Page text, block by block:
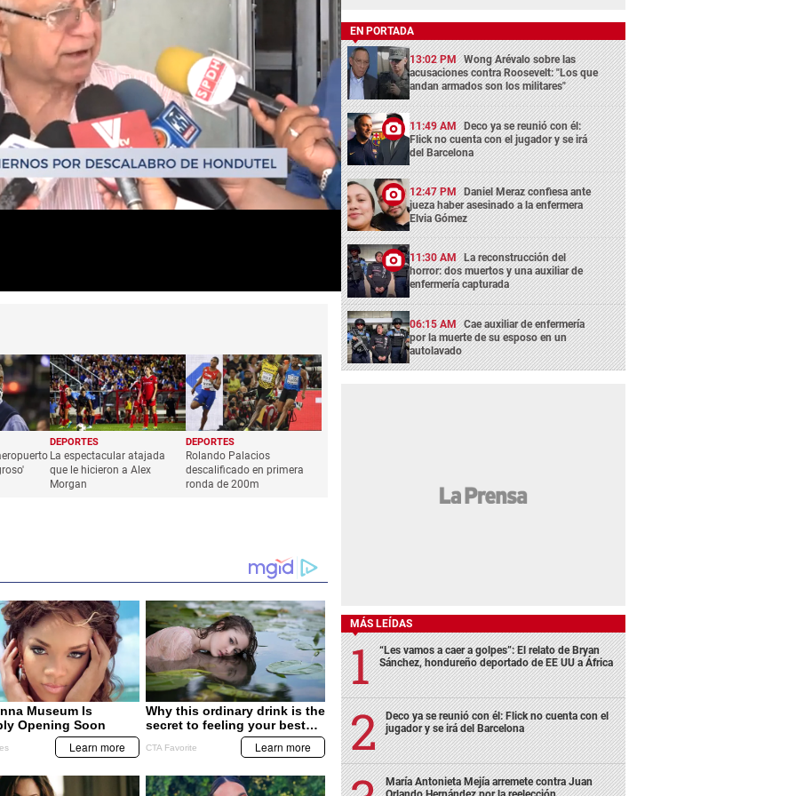
DEPORTES
La espectacular atajada
que le hicieron a Alex
Morgan
DEPORTES
Rolando Palacios
descalificado en primera
ronda de 200m
EN PORTADA
13:02 PM Wong Arévalo sobre las
acusaciones contra Roosevelt: "Los que
andan armados son los militares"
11:49 AM Deco ya se reunió con él:
Flick no cuenta con el jugador y se irá
del Barcelona
12:47 PM Daniel Meraz confiesa ante
jueza haber asesinado a la enfermera
Elvia Gómez
11:30 AM La reconstrucción del
horror: dos muertos y una auxiliar de
enfermería capturada
06:15 AM Cae auxiliar de enfermería
por la muerte de su esposo en un
autolavado
MÁS LEÍDAS
“Les vamos a caer a golpes”: El relato de Bryan
Sánchez, hondureño deportado de EE UU a África
Deco ya se reunió con él: Flick no cuenta con el
jugador y se irá del Barcelona
María Antonieta Mejía arremete contra Juan